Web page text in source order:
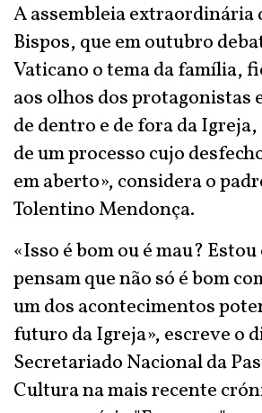
A assembleia extraordinária
Bispos, que em outubro
Vaticano o tema da família,
aos olhos dos protagonistas
de dentro e de fora da
de um processo cujo
em aberto», considera o
Tolentino Mendonça.
«Isso é bom ou é mau?
pensam que não só é bom
um dos acontecimentos
futuro da Igreja», escreve o
Secretariado Nacional da
Cultura na mais recente